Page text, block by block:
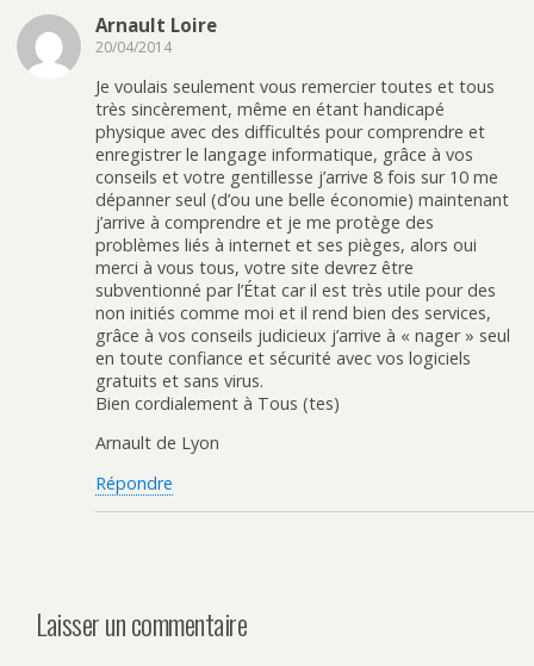
Arnault Loire
20/04/2014
Je voulais seulement vous remercier toutes et tous
très sincèrement, même en étant handicapé
physique avec des difficultés pour comprendre et
enregistrer le langage informatique, grâce à vos
conseils et votre gentillesse j’arrive 8 fois sur 10 me
dépanner seul (d’ou une belle économie) maintenant
j’arrive à comprendre et je me protège des
problèmes liés à internet et ses pièges, alors oui
merci à vous tous, votre site devrez être
subventionné par l’État car il est très utile pour des
non initiés comme moi et il rend bien des services,
grâce à vos conseils judicieux j’arrive à « nager » seul
en toute confiance et sécurité avec vos logiciels
gratuits et sans virus.
Bien cordialement à Tous (tes)
Arnault de Lyon
Répondre
Laisser un commentaire